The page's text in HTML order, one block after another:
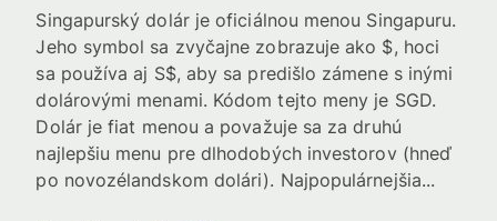
Singapurský dolár je oficiálnou menou Singapuru.
Jeho symbol sa zvyčajne zobrazuje ako $, hoci
sa používa aj S$, aby sa predišlo zámene s inými
dolárovými menami. Kódom tejto meny je SGD.
Dolár je fiat menou a považuje sa za druhú
najlepšiu menu pre dlhodobých investorov (hneď
po novozélandskom dolári). Najpopulárnejšia...